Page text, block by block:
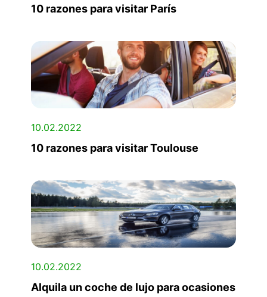
10 razones para visitar París
10.02.2022
10 razones para visitar Toulouse
10.02.2022
Alquila un coche de lujo para ocasiones